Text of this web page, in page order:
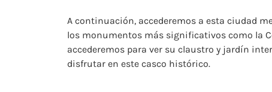
A continuación, accederemos a esta ciudad
los monumentos más significativos como la
accederemos para ver su claustro y jardín
disfrutar en este casco histórico.